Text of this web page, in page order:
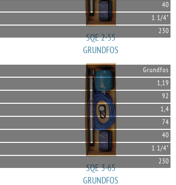
40
1 1/4"
230
SQE 2-55
GRUNDFOS
Grundfos
1,19
92
1,4
74
40
1 1/4"
230
SQE 3-65
GRUNDFOS